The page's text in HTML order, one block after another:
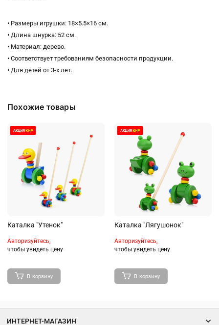
• Размеры игрушки: 18×5.5×16 см.
• Длина шнурка: 52 см.
• Материал: дерево.
• Соответствует требованиям безопасности продукции.
• Для детей от 3-х лет.
Похожие товары
Каталка "Утенок"
Авторизуйтесь,
чтобы увидеть цену
В корзину
Каталка "Лягушонок"
Авторизуйтесь,
чтобы увидеть цену
В корзину
ИНТЕРНЕТ-МАГАЗИН